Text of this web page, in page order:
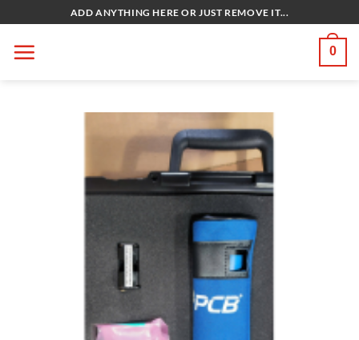
qua
nội
ADD ANYTHING HERE OR JUST REMOVE IT...
0